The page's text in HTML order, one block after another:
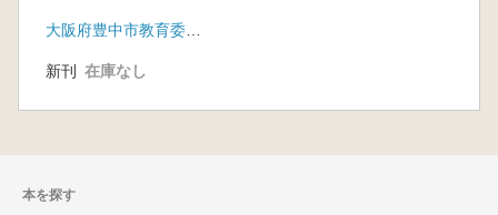
新刊 在庫なし
本を探す